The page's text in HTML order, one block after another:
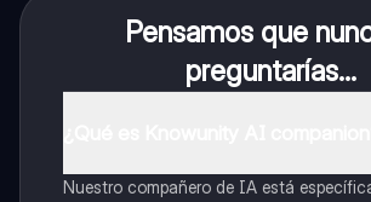
Pensamos que
preguntarías...
Nuestro compañero de IA está